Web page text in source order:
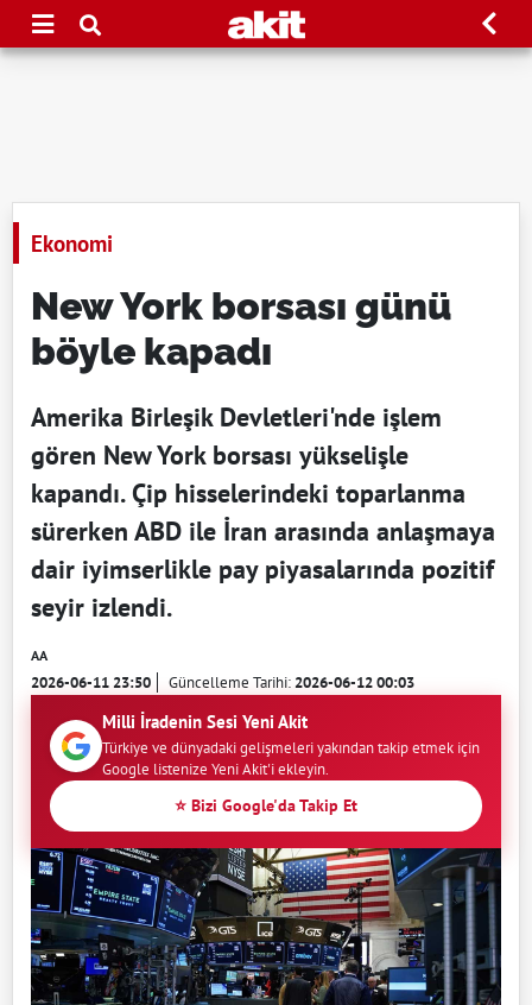
Ekonomi
New York borsası günü
böyle kapadı
Amerika Birleşik Devletleri'nde işlem
gören New York borsası yükselişle
kapandı. Çip hisselerindeki toparlanma
sürerken ABD ile İran arasında anlaşmaya
dair iyimserlikle pay piyasalarında pozitif
seyir izlendi.
AA
2026-06-11 23:50 Güncelleme Tarihi:2026-06-12 00:03
Milli İradenin Sesi Yeni Akit
Türkiye ve dünyadaki gelişmeleri yakından takip etmek için
Google listenize Yeni Akit'i ekleyin.
⭐ Bizi Google'da Takip Et